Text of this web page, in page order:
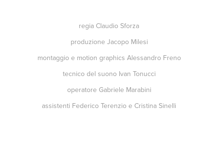
regia Claudio Sforza
produzione Jacopo Milesi
montaggio e motion graphics Alessandro Freno
tecnico del suonoIvan Tonucci
operatore Gabriele Marabini
assistenti Federico Terenzio e Cristina Sinelli